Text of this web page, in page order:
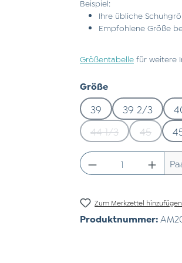
Beispiel:
Ihre übliche
Empfohlene Größe
Größentabelle für weitere
Größeauswählen
39 39 2/3
44 1/3(Diese Option ist
45(Diese
Produkt
Zum Merkzettel hinzufügen
Produktnummer: